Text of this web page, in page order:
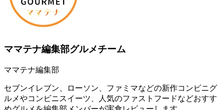
ママテナ編集部グルメチーム
ママテナ編集部
セブンイレブン、ローソン、ファミマなどの新作コンビニグ
ルメやコンビニスイーツ、人気のファストフードなどおすす